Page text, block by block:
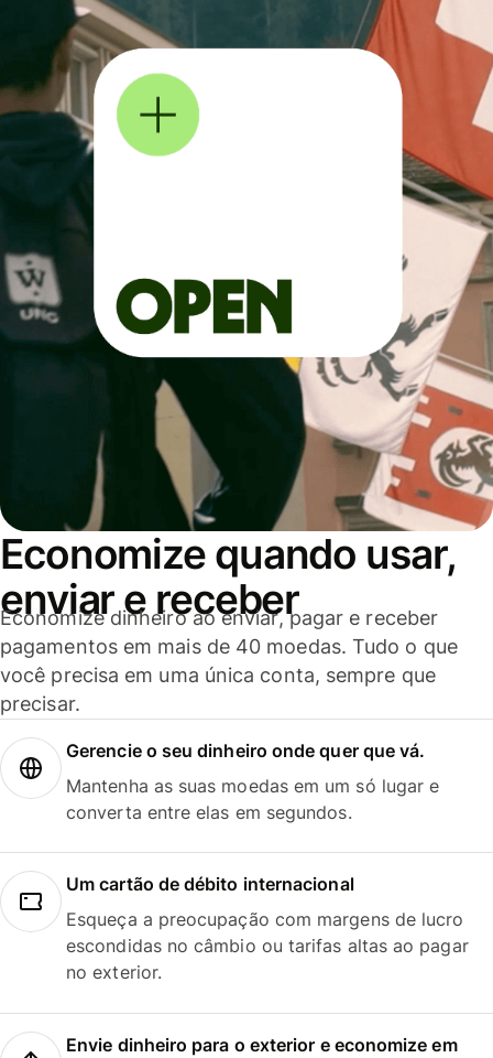
Economize quando usar,
enviar e receber
Economize dinheiro ao enviar, pagar e receber
pagamentos em mais de 40 moedas. Tudo o que
você precisa em uma única conta, sempre que
precisar.
Gerencie o seu dinheiro onde quer que vá.
Mantenha as suas moedas em um só lugar e
converta entre elas em segundos.
Um cartão de débito internacional
Esqueça a preocupação com margens de lucro
escondidas no câmbio ou tarifas altas ao pagar
no exterior.
Envie dinheiro para o exterior e economize em